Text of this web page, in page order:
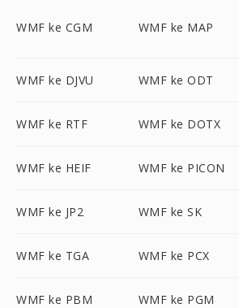
WMF ke CGM WMF ke MAP
WMF ke DJVU WMF ke ODT
WMF ke RTF WMF ke DOTX
WMF ke HEIF WMF ke PICON
WMF ke JP2 WMF ke SK
WMF ke TGA WMF ke PCX
WMF ke PBM WMF ke PGM